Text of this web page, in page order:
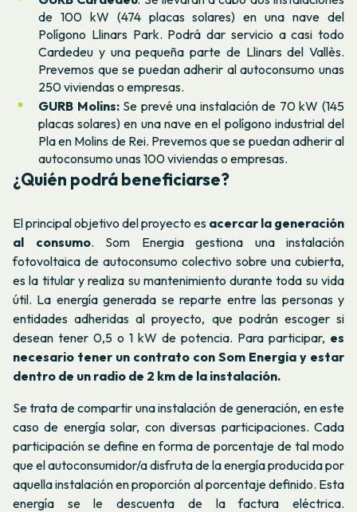
de 100 kW (474 placas solares) en una nave del
Polígono Llinars Park. Podrá dar servicio a casi todo
Cardedeu y una pequeña parte de Llinars del Vallès.
Prevemos que se puedan adherir al autoconsumo unas
250 viviendas o empresas.
GURB Molins: Se prevé una instalación de 70 kW (145
placas solares) en una nave en el polígono industrial del
Pla en Molins de Rei. Prevemos que se puedan adherir al
autoconsumo unas 100 viviendas o empresas.
¿Quién podrá beneficiarse?
El principal objetivo del proyecto es acercar la generación
al consumo. Som Energia gestiona una instalación
fotovoltaica de autoconsumo colectivo sobre una cubierta,
es la titular y realiza su mantenimiento durante toda su vida
útil. La energía generada se reparte entre las personas y
entidades adheridas al proyecto, que podrán escoger si
desean tener 0,5 o 1 kW de potencia. Para participar, es
necesario tener un contrato con Som Energia y estar
dentro de un radio de 2 km de la instalación.
Se trata de compartir una instalación de generación, en este
caso de energía solar, con diversas participaciones. Cada
participación se define en forma de porcentaje de tal modo
que el autoconsumidor/a disfruta de la energía producida por
aquella instalación en proporción al porcentaje definido. Esta
energía se le descuenta de la factura eléctrica.